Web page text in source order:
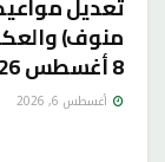
منوف)
8 أغسطس 2026
أغسطس 6, 2026